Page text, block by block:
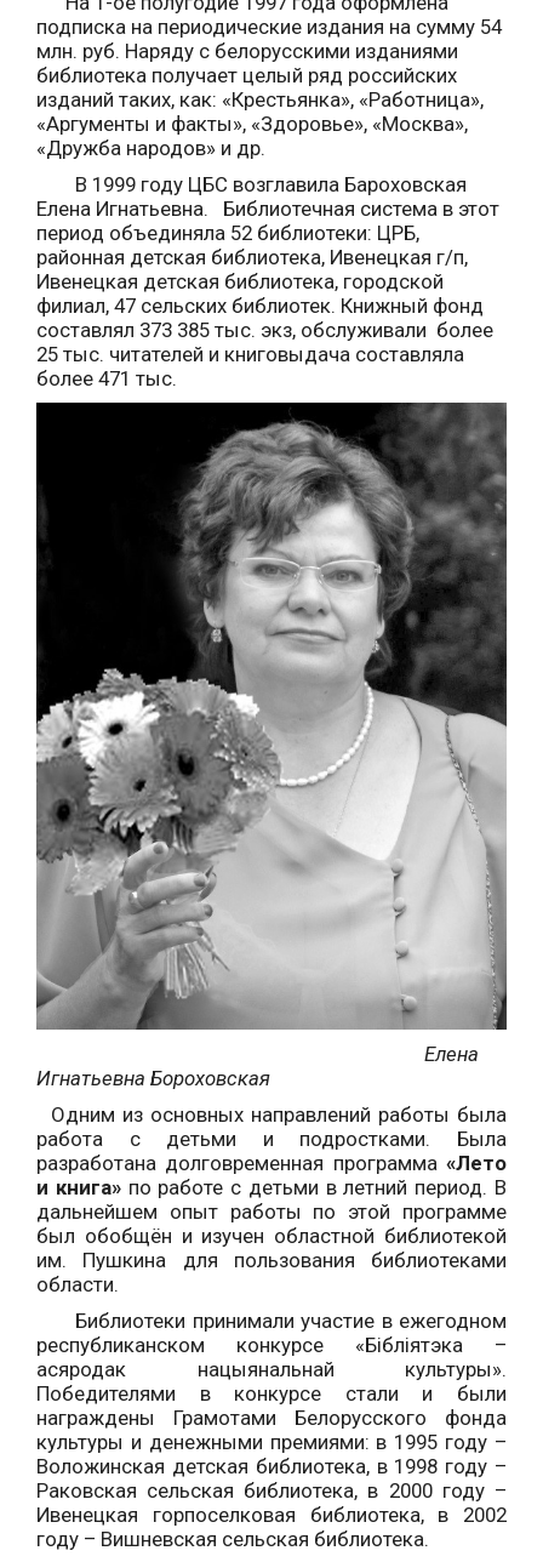
подписка на периодические издания на сумму 54
млн. руб. Наряду с белорусскими изданиями
библиотека получает целый ряд российских
изданий таких, как: «Крестьянка», «Работница»,
«Аргументы и факты», «Здоровье», «Москва»,
«Дружба народов» и др.
В 1999 году ЦБС возглавила Бароховская
Елена Игнатьевна. Библиотечная система в этот
период объединяла 52 библиотеки: ЦРБ,
районная детская библиотека, Ивенецкая г/п,
Ивенецкая детская библиотека, городской
филиал, 47 сельских библиотек. Книжный фонд
составлял 373 385 тыс. экз, обслуживали более
25 тыс. читателей и книговыдача составляла
более 471 тыс.
Елена
Игнатьевна Бороховская
Одним из основных направлений работы была
работа с детьми и подростками. Была
разработана долговременная программа «Лето
и книга»по работе с детьми в летний период. В
дальнейшем опыт работы по этой программе
был обобщён и изучен областной библиотекой
им. Пушкина для пользования библиотеками
области.
Библиотеки принимали участие в ежегодном
республиканском конкурсе «Бібліятэка –
асяродак нацыянальнай культуры».
Победителями в конкурсе стали и были
награждены Грамотами Белорусского фонда
культуры и денежными премиями: в 1995 году –
Воложинская детская библиотека, в 1998 году –
Раковская сельская библиотека, в 2000 году –
Ивенецкая горпоселковая библиотека, в 2002
году – Вишневская сельская библиотека.